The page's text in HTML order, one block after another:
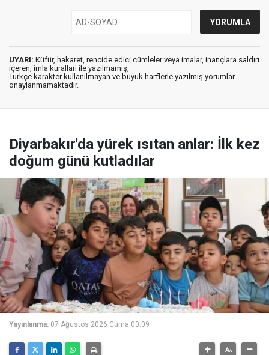
UYARI: Küfür, hakaret, rencide edici cümleler veya imalar, inançlara saldırı
içeren, imla kuralları ile yazılmamış,
Türkçe karakter kullanılmayan ve büyük harflerle yazılmış yorumlar
onaylanmamaktadır.
Diyarbakır'da yürek ısıtan anlar: İlk kez
doğum günü kutladılar
Yayınlanma: 07 Ağustos 2026 Cuma 00:09